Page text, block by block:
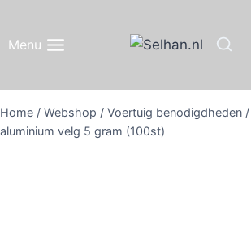
inhoud
Menu
Home / Webshop / Voertuig benodigdheden /
aluminium velg 5 gram (100st)